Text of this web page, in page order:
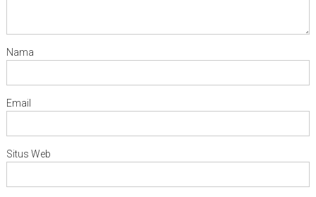
Nama
Email
Situs Web